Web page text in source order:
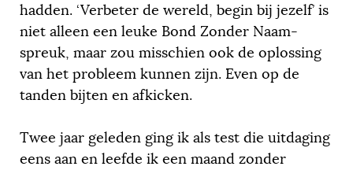
hadden. ‘Verbeter de wereld, begin bij jezelf’ is
niet alleen een leuke Bond Zonder Naam-
spreuk, maar zou misschien ook de oplossing
van het probleem kunnen zijn. Even op de
tanden bijten en afkicken.
Twee jaar geleden ging ik als test die uitdaging
eens aan en leefde ik een maand zonder